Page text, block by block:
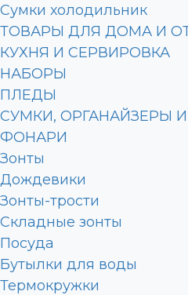
Сумки холодильник
ТОВАРЫ ДЛЯ ДОМА И
КУХНЯ И СЕРВИРОВКА
НАБОРЫ
ПЛЕДЫ
СУМКИ, ОРГАНАЙЗЕРЫ
ФОНАРИ
Зонты
Дождевики
Зонты-трости
Складные зонты
Посуда
Бутылки для воды
Термокружки